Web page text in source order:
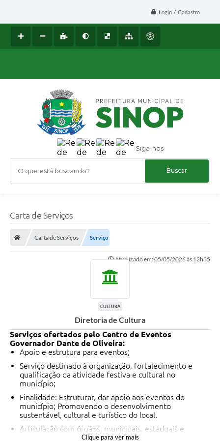
Login / Cadastro
Siga-nos
O que está buscando?
Carta de Serviços
Carta de Serviços Serviço
Atualizado em: 05/05/2026 às 12h35
CULTURA
Diretoria de Cultura
Serviços ofertados pelo Centro de Eventos
Governador Dante de Oliveira:
Apoio e estrutura para eventos;
Serviço destinado à organização, fortalecimento e
qualificação da atividade festiva e cultural no
município;
Finalidade: Estruturar, dar apoio aos eventos do
município; Promovendo o desenvolvimento
sustentável, cultural e turístico do local.
Articulação com órgãos, municipais, estaduais e
federais para inserção de Sinop em programas e
Clique para ver mais